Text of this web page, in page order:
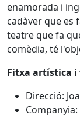
enamorada i
cadàver que es
teatre que fa
comèdia, té
Fitxa artística i
Direcció: